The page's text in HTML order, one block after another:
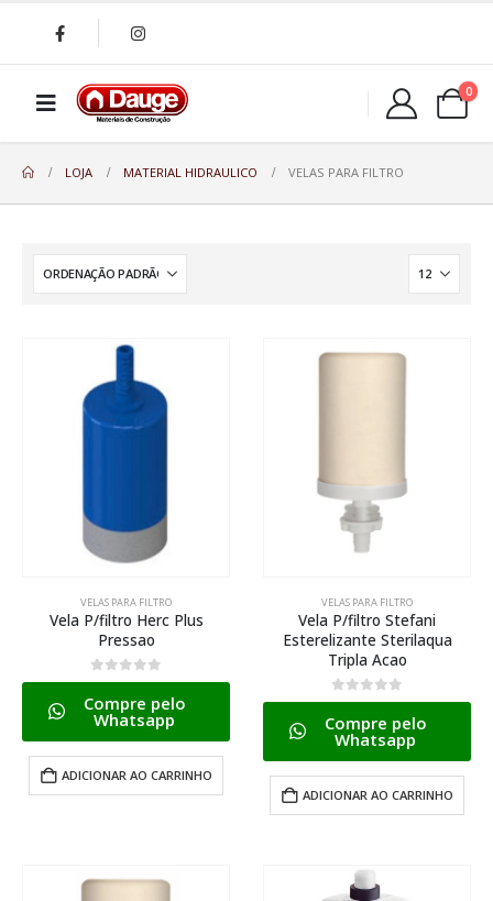
0
LOJA MATERIAL HIDRAULICO VELAS PARA FILTRO
VELAS PARA FILTRO
Vela P/filtro Herc Plus
Pressao
0de 5
Compre pelo
Whatsapp
ADICIONAR AO CARRINHO
VELAS PARA FILTRO
Vela P/filtro Stefani
Esterelizante Sterilaqua
Tripla Acao
0de 5
Compre pelo
Whatsapp
ADICIONAR AO CARRINHO